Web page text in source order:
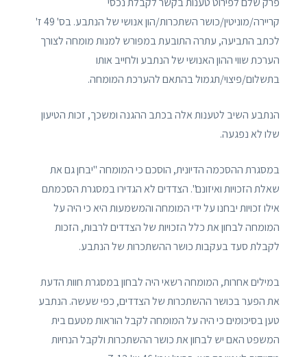
קריירה/מוניטין/כושר השתכרות/הון אנושי של הנתבע. בס' 49 ז'
לכתב התביעה, עתרה התובעת במפורש למנות מומחה לצורך
הערכת שווי ההון האנושי של הנתבע ולחייב אותו
בתשלום/פיצוי/תגמול בהתאם להערכת המומחה.
הנתבע השיב לטענות אלה בכתב ההגנה ומשכך, זכות הטיעון
שלו לא נפגעה.
במסגרת ההסכמה הדיונית, הוסכם כי המומחה "יבחן גם את
שאלת הזכויות ואיזונם". הצדדים לא הגדירו במסגרת הסכמתם
אילו זכויות יבחנו על ידי המומחה והמשמעות היא כי היה על
המומחה לבחון את כלל הזכויות של הצדדים לרבות, הזכות
לקבלת סעד בעקבות כושר ההשתכרות של הנתבע.
במילים אחרות, המומחה רשאי היה לבחון במסגרת חוות הדעת
את הפער בכושר ההשתכרות של הצדדים, כפי שעשה. הנתבע
טען בסיכומים כי היה על המומחה לקבל הוראות מטעם בית
המשפט האם יש לבחון את כושר ההשתכרות ולקבל הנחיות